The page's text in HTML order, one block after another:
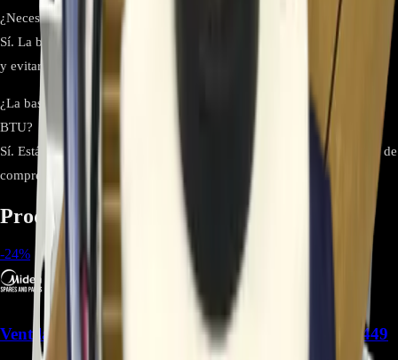
¿Necesita perforación para montarse correctamente?
Sí. La base debe fijarse al piso o plataforma para garantizar estabilidad
y evitar desplazamientos durante el funcionamiento.
¿La base soporta el peso de las unidades Hisense de 9.000 y 12.000
BTU?
Sí. Está diseñada para soportar de manera segura el peso y vibración de
compresores en estas capacidades.
Productos relacionados
-24%
Ventilador Axial Midea 12100105000084 - REP-1449